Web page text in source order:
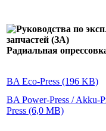
Радиальная
BA Eco-Press (196 KB)
BA Power-Press / Akku-
Press (6,0 MB)